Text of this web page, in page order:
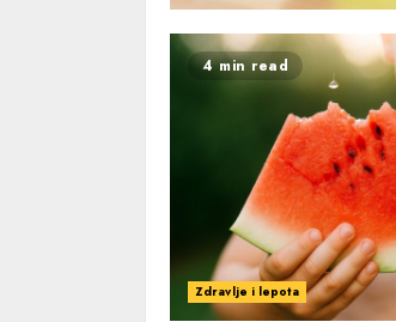
4 min read
Zdravlje i lepota